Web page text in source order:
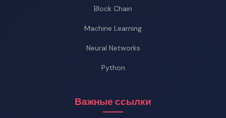
Block Chain
Machine Learning
Neural Networks
Python
Важные ссылки